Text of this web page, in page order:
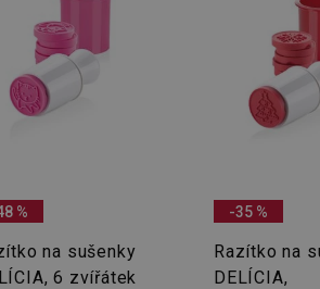
%
na sušenky
6 zvířátek
-35 %
Razítko na
DELÍCIA,